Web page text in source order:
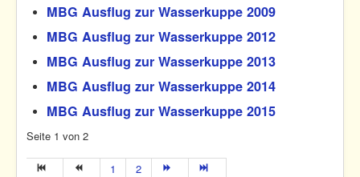
MBG Ausflug zur Wasserkuppe 2009
MBG Ausflug zur Wasserkuppe 2012
MBG Ausflug zur Wasserkuppe 2013
MBG Ausflug zur Wasserkuppe 2014
MBG Ausflug zur Wasserkuppe 2015
Seite 1 von 2
1 2